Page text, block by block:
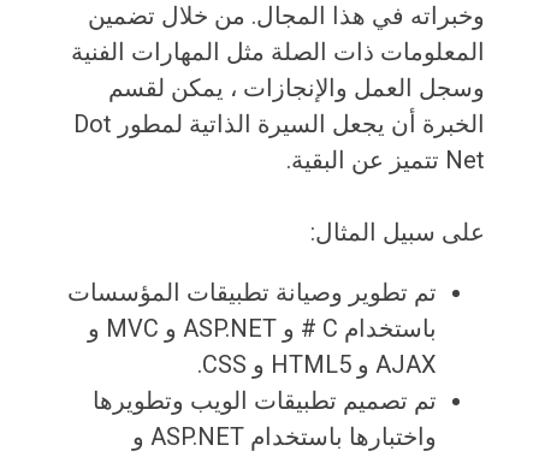
وخبراته في هذا المجال. من خلال تضمين
المعلومات ذات الصلة مثل المهارات الفنية
وسجل العمل والإنجازات ، يمكن لقسم
الخبرة أن يجعل السيرة الذاتية لمطور Dot
Net تتميز عن البقية.
على سبيل المثال:
تم تطوير وصيانة تطبيقات المؤسسات
باستخدام C # و ASP.NET و MVC و
AJAX و HTML5 و CSS.
تم تصميم تطبيقات الويب وتطويرها
واختبارها باستخدام ASP.NET و